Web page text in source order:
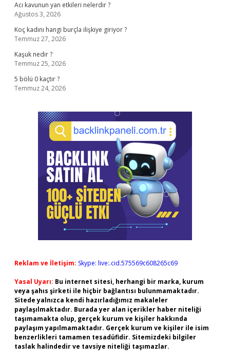
Acı kavunun yan etkileri nelerdir ?
Ağustos 3, 2026
Koç kadını hangi burçla ilişkiye giriyor ?
Temmuz 27, 2026
Kaşuk nedir ?
Temmuz 25, 2026
5 bölü 0 kaçtır ?
Temmuz 24, 2026
Reklam ve İletişim: Skype: live:.cid.575569c608265c69
Yasal Uyarı: Bu internet sitesi, herhangi bir marka, kurum
veya şahıs şirketi ile hiçbir bağlantısı bulunmamaktadır.
Sitede yalnızca kendi hazırladığımız makaleler
paylaşılmaktadır. Burada yer alan içerikler haber niteliği
taşımamakta olup, gerçek kurum ve kişiler hakkında
paylaşım yapılmamaktadır. Gerçek kurum ve kişiler ile isim
benzerlikleri tamamen tesadüfidir. Sitemizdeki bilgiler
taslak halindedir ve tavsiye niteliği taşımazlar.